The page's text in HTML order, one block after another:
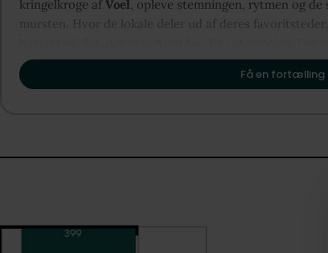
kringelkroge afVoel , opleve stemningen, rytmen og
mursten. Hvor de lokale deler ud af deres
vise dig, hvordan Voel kan danne rammen om dit
Få en fortælling